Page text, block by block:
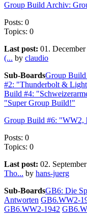
Group Build Archiv:
Posts: 0
Topics: 0
Last post: 01.
(... by claudio
Sub-BoardsGroup
#2: "Thunderbolt &
Build #4:
"Super Group Build!"
Group Build #6: "WW2,
Posts: 0
Topics: 0
Last post: 02.
Tho... by hans-juerg
Sub-BoardsGB6: Die
Antworten GB6.WW2-
GB6.WW2-1942